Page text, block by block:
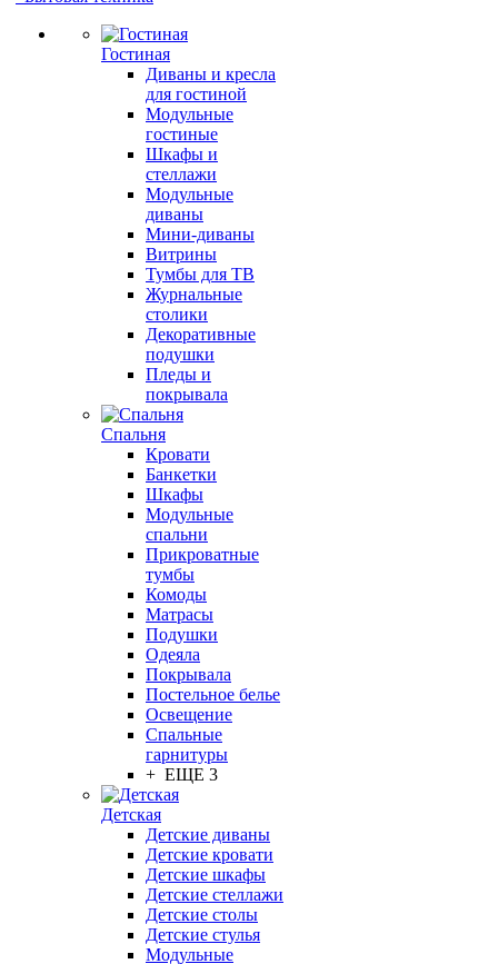
Гостиная
Диваны и кресла
для гостиной
Модульные
гостиные
Шкафы и
стеллажи
Модульные
диваны
Мини-диваны
Витрины
Тумбы для ТВ
Журнальные
столики
Декоративные
подушки
Пледы и
покрывала
Спальня
Кровати
Банкетки
Шкафы
Модульные
спальни
Прикроватные
тумбы
Комоды
Матрасы
Подушки
Одеяла
Покрывала
Постельное белье
Освещение
Спальные
гарнитуры
+ ЕЩЕ 3
Детская
Детские диваны
Детские кровати
Детские шкафы
Детские стеллажи
Детские столы
Детские стулья
Модульные